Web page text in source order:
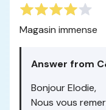
Magasin immense
Answer from
Bonjour Elodie,
Nous vous